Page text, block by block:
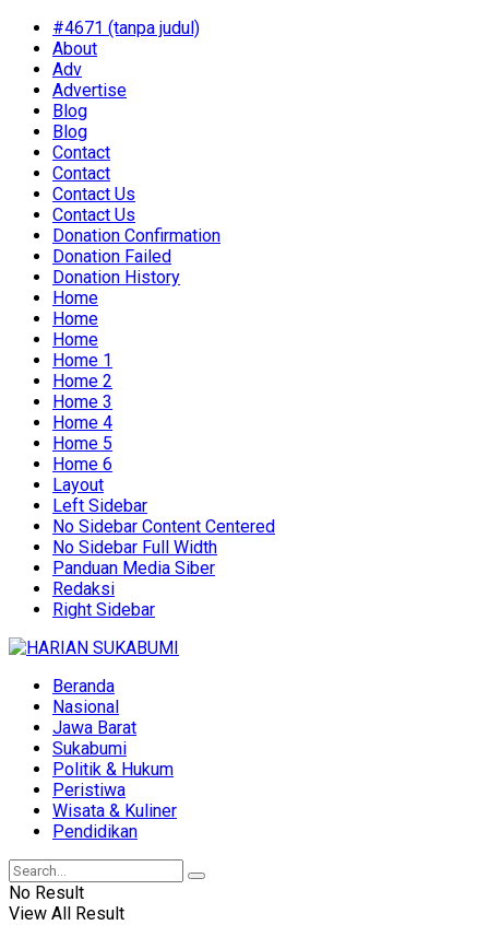
#4671 (tanpa judul)
About
Adv
Advertise
Blog
Blog
Contact
Contact
Contact Us
Contact Us
Donation Confirmation
Donation Failed
Donation History
Home
Home
Home
Home 1
Home 2
Home 3
Home 4
Home 5
Home 6
Layout
Left Sidebar
No Sidebar Content Centered
No Sidebar Full Width
Panduan Media Siber
Redaksi
Right Sidebar
Beranda
Nasional
Jawa Barat
Sukabumi
Politik & Hukum
Peristiwa
Wisata & Kuliner
Pendidikan
No Result
View All Result